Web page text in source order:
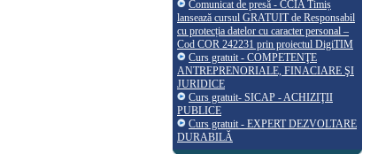
Comunicat de presă - CCIA Timiș
lansează cursul GRATUIT de Responsabil
cu protecția datelor cu caracter personal –
Cod COR 242231 prin proiectul DigiTIM
Curs gratuit - COMPETENŢE
ANTREPRENORIALE, FINACIARE ŞI
JURIDICE
Curs gratuit- SICAP - ACHIZIŢII
PUBLICE
Curs gratuit - EXPERT DEZVOLTARE
DURABILĂ